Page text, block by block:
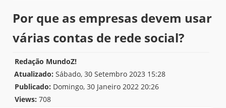
Por que as empresas devem usar
várias contas de rede social?
Redação MundoZ!
Atualizado: Sábado, 30 Setembro 2023 15:28
Publicado: Domingo, 30 Janeiro 2022 20:26
Views: 708